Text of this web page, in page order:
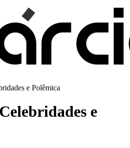
e Polêmica
Celebridades e